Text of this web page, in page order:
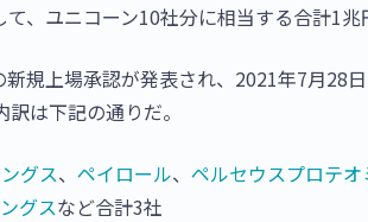
、ユニコーン10社分に相当する合計1兆
新規上場承認が発表され、2021年7月28
は下記の通りだ。
グス、 ペイロール、 ペルセウスプロテオ
グスなど合計3社